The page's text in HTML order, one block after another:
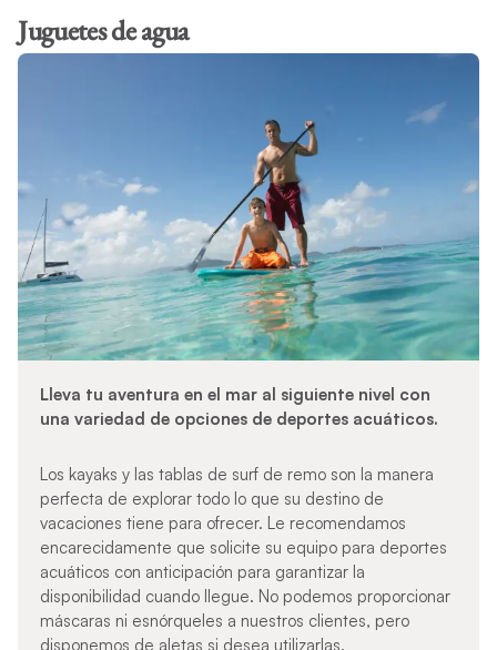
Juguetes de agua
Lleva tu aventura en el mar al siguiente nivel con
una variedad de opciones de deportes acuáticos.
Los kayaks y las tablas de surf de remo son la manera
perfecta de explorar todo lo que su destino de
vacaciones tiene para ofrecer. Le recomendamos
encarecidamente que solicite su equipo para deportes
acuáticos con anticipación para garantizar la
disponibilidad cuando llegue. No podemos proporcionar
máscaras ni esnórqueles a nuestros clientes, pero
disponemos de aletas si desea utilizarlas.